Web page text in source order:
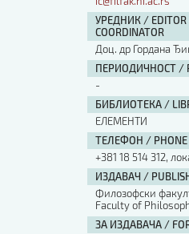
Наслов или део наслова
АУТОР / AUTHOR
УРЕДНИК /
COORDINATOR
Доц. др Гордана
ПЕРИОДИЧНОСТ /
-
БИБЛИОТЕКА /
ЕЛЕМЕНТИ
ТЕЛЕФОН / PHONE
+381 18 514 312,
ИЗДАВАЧ /
Филозофски
Faculty of
ЗА ИЗДАВАЧА / FOR